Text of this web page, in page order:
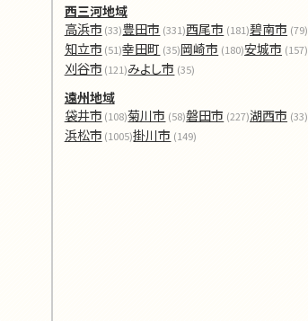
西三河地域
高浜市 (33)豊田市 (331)西尾市 (181)碧南市 (79)
知立市 (51)幸田町 (35)岡崎市 (180)安城市 (157)
刈谷市 (121)みよし市 (35)
遠州地域
袋井市 (108)菊川市 (58)磐田市 (227)湖西市 (33)
浜松市 (1005)掛川市 (149)